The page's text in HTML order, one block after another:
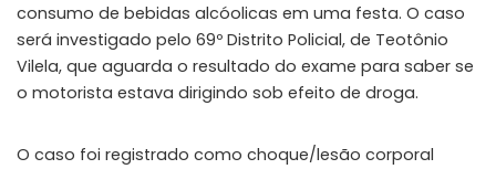
consumo de bebidas alcóolicas em uma festa. O caso
será investigado pelo 69º Distrito Policial, de Teotônio
Vilela, que aguarda o resultado do exame para saber se
o motorista estava dirigindo sob efeito de droga.
O caso foi registrado como choque/lesão corporal